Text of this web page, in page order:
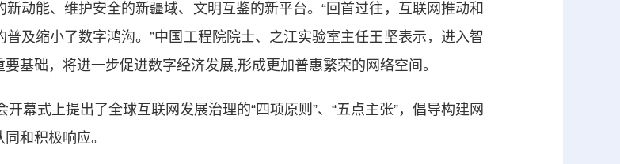
能、维护安全的新疆域、文明互鉴的新平台。“回首过往，互联网推动和
及缩小了数字鸿沟。”中国工程院院士、之江实验室主任王坚表示，进入智
基础，将进一步促进数字经济发展,形成更加普惠繁荣的网络空间。
式上提出了全球互联网发展治理的“四项原则”、“五点主张”，倡导构建网
和积极响应。